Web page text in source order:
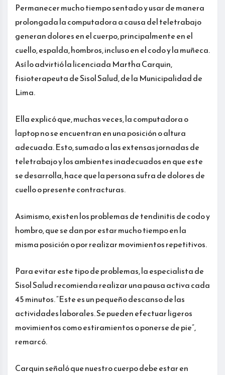
Permanecer mucho tiempo sentado y usar de manera
prolongada la computadora a causa del teletrabajo
generan dolores en el cuerpo, principalmente en el
cuello, espalda, hombros, incluso en el codo y la muñeca.
Así lo advirtió la licenciada Martha Carquin,
fisioterapeuta de Sisol Salud, de la Municipalidad de
Lima.
Ella explicó que, muchas veces, la computadora o
laptop no se encuentran en una posición o altura
adecuada. Esto, sumado a las extensas jornadas de
teletrabajo y los ambientes inadecuados en que este
se desarrolla, hace que la persona sufra de dolores de
cuello o presente contracturas.
Asimismo, existen los problemas de tendinitis de codo y
hombro, que se dan por estar mucho tiempo en la
misma posición o por realizar movimientos repetitivos.
Para evitar este tipo de problemas, la especialista de
Sisol Salud recomienda realizar una pausa activa cada
45 minutos. “Este es un pequeño descanso de las
actividades laborales. Se pueden efectuar ligeros
movimientos como estiramientos o ponerse de pie”,
remarcó.
Carquin señaló que nuestro cuerpo debe estar en